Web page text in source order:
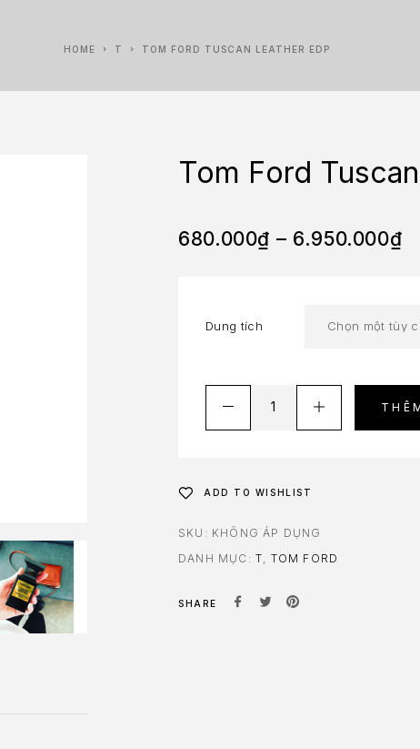
HOME T TOM FORD TUSCAN LEATHER EDP
Tom Ford
680.000₫ – 6.950.000₫
Dung tích
ADD TO WISHLIST
SKU: KHÔNG ÁP DỤNG
DANH MỤC: T TOM FORD
SHARE